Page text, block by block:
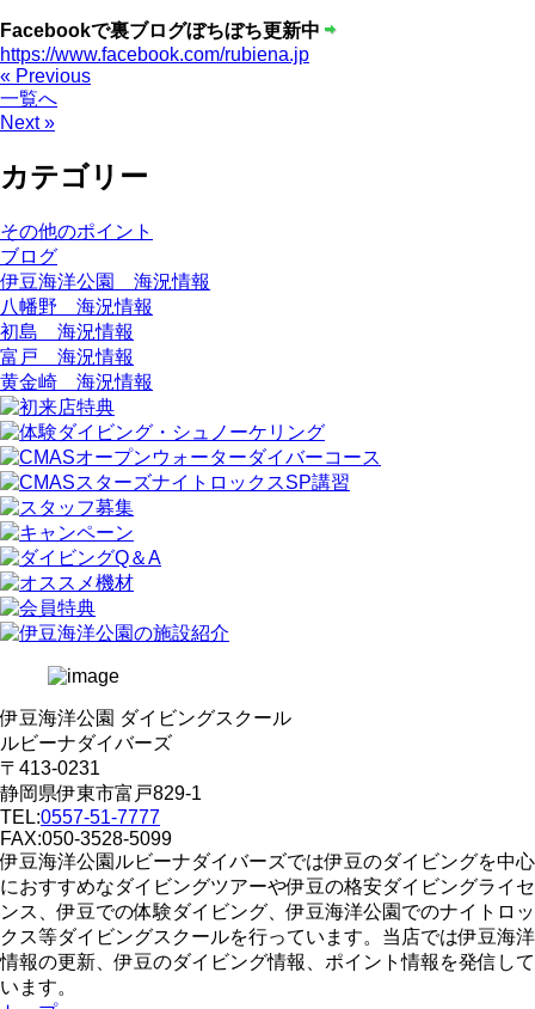
Facebookで裏ブログぼちぼち更新中
https://www.facebook.com/rubiena.jp
« Previous
一覧へ
Next »
カテゴリー
その他のポイント
ブログ
伊豆海洋公園 海況情報
八幡野 海況情報
初島 海況情報
富戸 海況情報
黄金崎 海況情報
伊豆海洋公園 ダイビングスクール
ルビーナダイバーズ
〒413-0231
静岡県伊東市富戸829-1
TEL:0557-51-7777
FAX:050-3528-5099
伊豆海洋公園ルビーナダイバーズでは伊豆のダイビングを中心
におすすめなダイビングツアーや伊豆の格安ダイビングライセ
ンス、伊豆での体験ダイビング、伊豆海洋公園でのナイトロッ
クス等ダイビングスクールを行っています。当店では伊豆海洋
情報の更新、伊豆のダイビング情報、ポイント情報を発信して
います。